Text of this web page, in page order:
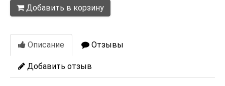
Добавить в корзину
Описание Отзывы
Добавить отзыв